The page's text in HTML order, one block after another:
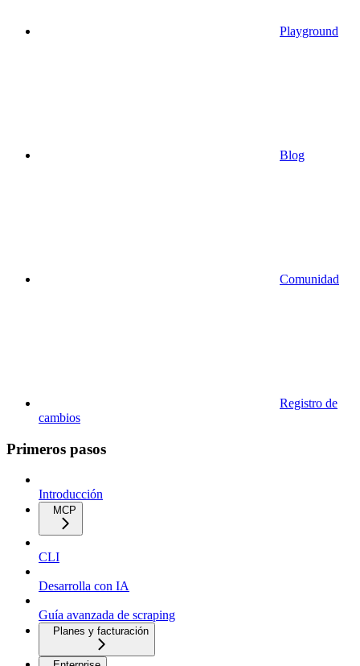
Playground
Blog
Comunidad
Registro de
cambios
Primeros pasos
Introducción
MCP
CLI
Desarrolla con IA
Guía avanzada de scraping
Planes y facturación